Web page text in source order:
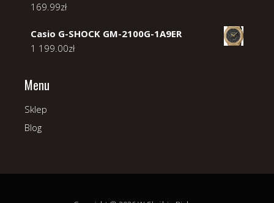
169.99zł
Casio G-SHOCK GM-2100G-1A9ER
1 199.00zł
Menu
Sklep
Blog